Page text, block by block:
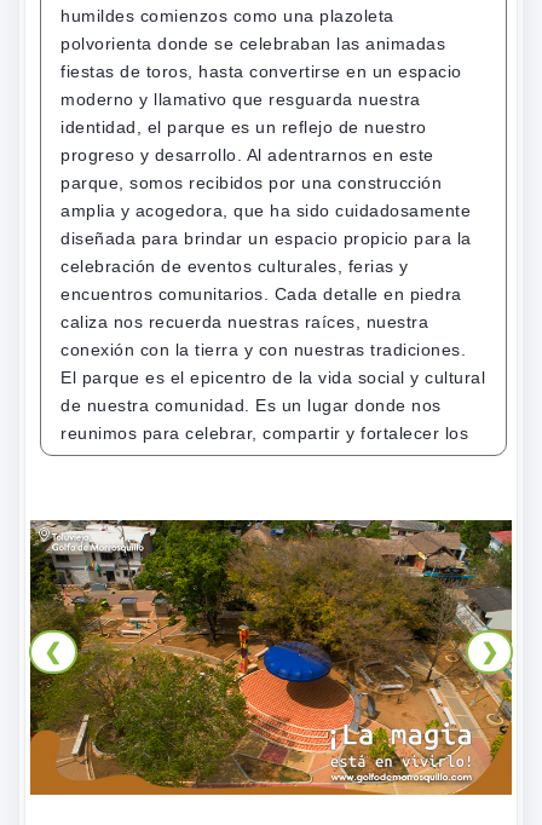
humildes comienzos como una plazoleta
polvorienta donde se celebraban las animadas
fiestas de toros, hasta convertirse en un espacio
moderno y llamativo que resguarda nuestra
identidad, el parque es un reflejo de nuestro
progreso y desarrollo. Al adentrarnos en este
parque, somos recibidos por una construcción
amplia y acogedora, que ha sido cuidadosamente
diseñada para brindar un espacio propicio para la
celebración de eventos culturales, ferias y
encuentros comunitarios. Cada detalle en piedra
caliza nos recuerda nuestras raíces, nuestra
conexión con la tierra y con nuestras tradiciones.
El parque es el epicentro de la vida social y cultural
de nuestra comunidad. Es un lugar donde nos
reunimos para celebrar, compartir y fortalecer los
lazos de afectividad y recreación. Aquí se llevan a
actividades recreativas que nos permiten disfrutar
de momentos especiales en compañía de amigos,
familiares y vecinos. Su diseño moderno y
llamativo no ha dejado de lado la esencia de
nuestra identidad. La piedra caliza presente en
algunos detalles de la construcción nos recuerda la
importancia de valorar nuestras raíces y preservar
nuestra historia. Es un homenaje a nuestras
tradiciones y a aquellos que nos precedieron,
quienes con esfuerzo y dedicación construyeron
los cimientos de nuestra comunidad. En este
❮ ❯